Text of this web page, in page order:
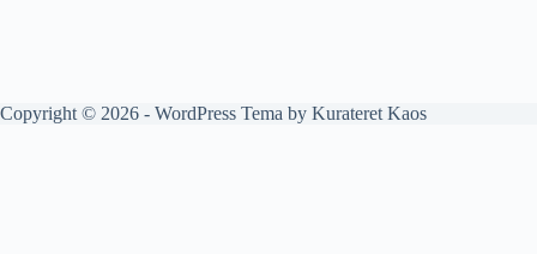
Copyright © 2026 - WordPress Tema by Kurateret Kaos